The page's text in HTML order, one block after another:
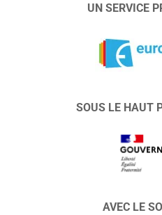
UN SERVICE
SOUS LE HAUT
AVEC LE